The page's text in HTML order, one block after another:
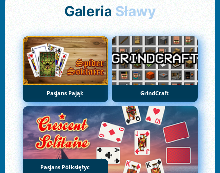
Galeria Sławy
Pasjans Pająk GrindCraft
Pasjans Półksiężyc